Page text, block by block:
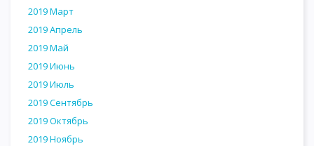
2019 Март
2019 Апрель
2019 Май
2019 Июнь
2019 Июль
2019 Сентябрь
2019 Октябрь
2019 Ноябрь